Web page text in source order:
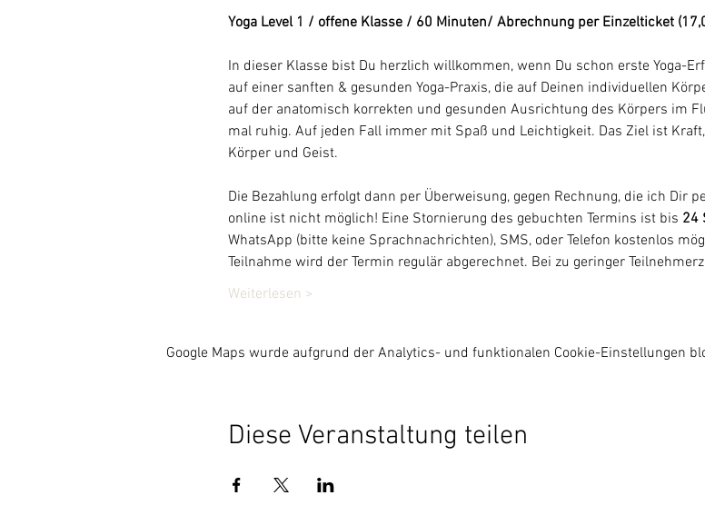
Yoga Level 1 / offene Klasse / 60 Minuten/ Abrechnung per Einzelticket
In dieser Klasse bist Du herzlich willkommen, wenn Du schon erste Yoga-
auf einer sanften & gesunden Yoga-Praxis, die auf Deinen individuellen
auf der anatomisch korrekten und gesunden Ausrichtung des Körpers im
mal ruhig. Auf jeden Fall immer mit Spaß und Leichtigkeit. Das Ziel ist
Körper und Geist.
Die Bezahlung erfolgt dann per Überweisung, gegen Rechnung, die ich Dir
online ist nicht möglich! Eine Stornierung des gebuchten Termins ist bis 24
WhatsApp (bitte keine Sprachnachrichten), SMS, oder Telefon kostenlos
Teilnahme wird der Termin regulär abgerechnet. Bei zu geringer
Weiterlesen >
Google Maps wurde aufgrund der Analytics- und funktionalen Cookie-Einstellungen
Diese Veranstaltung teilen